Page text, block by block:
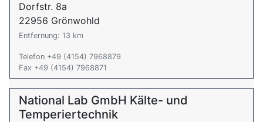
Dorfstr. 8a
22956 Grönwohld
Entfernung: 13 km
Telefon +49 (4154) 7968879
Fax +49 (4154) 7968871
National Lab GmbH Kälte- und
Temperiertechnik